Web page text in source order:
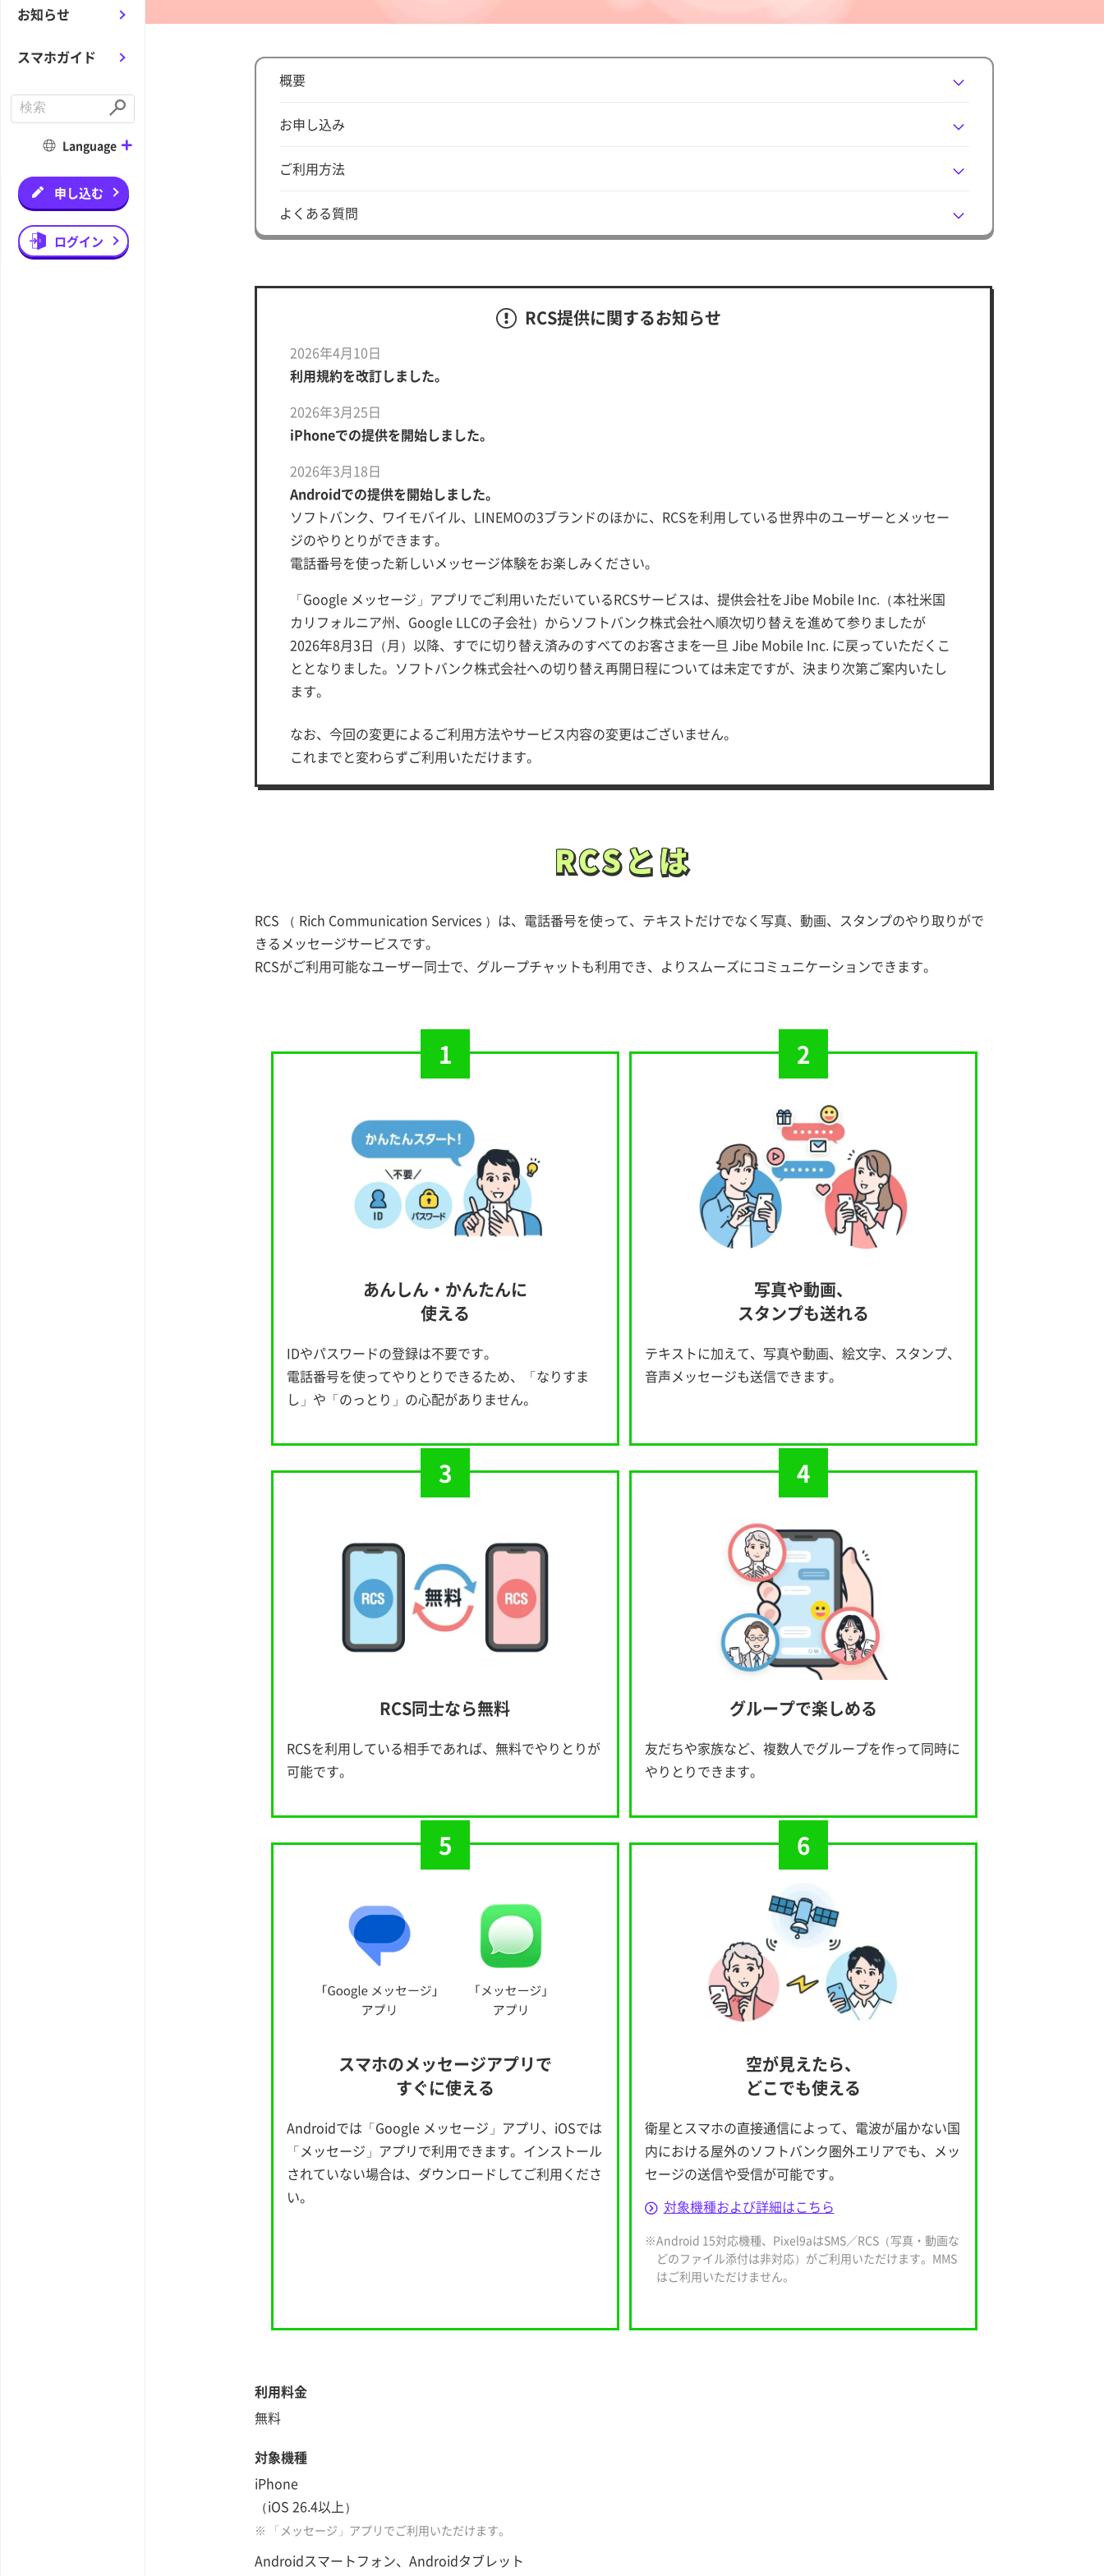
お知らせ
スマホガイド
n
S
u
m
t
Language
申し込む
ログイン
概要
お申し込み
ご利用方法
よくある質問
RCS提供に関するお知らせ
2026年4月10日
利用規約を改訂しました。
2026年3月25日
iPhoneでの提供を開始しました。
2026年3月18日
Androidでの提供を開始しました。
ソフトバンク、ワイモバイル、LINEMOの3ブランドのほかに、RCSを利用している世界中のユーザーとメッセー
ジのやりとりができます。
電話番号を使った新しいメッセージ体験をお楽しみください。
「Google メッセージ」アプリでご利用いただいているRCSサービスは、提供会社をJibe Mobile Inc.（本社米国
カリフォルニア州、Google LLCの子会社）からソフトバンク株式会社へ順次切り替えを進めて参りましたが
2026年8月3日（月）以降、すでに切り替え済みのすべてのお客さまを一旦 Jibe Mobile Inc. に戻っていただくこ
ととなりました。ソフトバンク株式会社への切り替え再開日程については未定ですが、決まり次第ご案内いたし
ます。
なお、今回の変更によるご利用方法やサービス内容の変更はございません。
これまでと変わらずご利用いただけます。
RCSとは
RCSとは
RCS （ Rich Communication Services ）は、電話番号を使って、テキストだけでなく写真、動画、スタンプのやり取りがで
きるメッセージサービスです。
RCSがご利用可能なユーザー同士で、グループチャットも利用でき、よりスムーズにコミュニケーションできます。
1
あんしん・かんたんに
使える
IDやパスワードの登録は不要です。
電話番号を使ってやりとりできるため、「なりすま
し」や「のっとり」の心配がありません。
2
写真や動画、
スタンプも送れる
テキストに加えて、写真や動画、絵文字、スタンプ、
音声メッセージも送信できます。
3
RCS同士なら無料
RCSを利用している相手であれば、無料でやりとりが
可能です。
4
グループで楽しめる
友だちや家族など、複数人でグループを作って同時に
やりとりできます。
5
スマホのメッセージアプリで
すぐに使える
Androidでは「Google メッセージ」アプリ、iOSでは
「メッセージ」アプリで利用できます。インストール
されていない場合は、ダウンロードしてご利用くださ
い。
6
空が見えたら、
どこでも使える
衛星とスマホの直接通信によって、電波が届かない国
内における屋外のソフトバンク圏外エリアでも、メッ
セージの送信や受信が可能です。
対象機種および詳細はこちら
※Android 15対応機種、Pixel9aはSMS／RCS（写真・動画な
どのファイル添付は非対応）がご利用いただけます。MMS
はご利用いただけません。
利用料金
無料
対象機種
iPhone
（iOS 26.4以上）
※ 「メッセージ」アプリでご利用いただけます。
Androidスマートフォン、Androidタブレット